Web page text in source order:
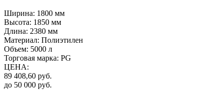
Ширина: 1800 мм
Высота: 1850 мм
Длина: 2380 мм
Материал: Полиэтилен
Объем: 5000 л
Торговая марка: PG
ЦЕНА:
89 408,60 руб.
до 50 000 руб.